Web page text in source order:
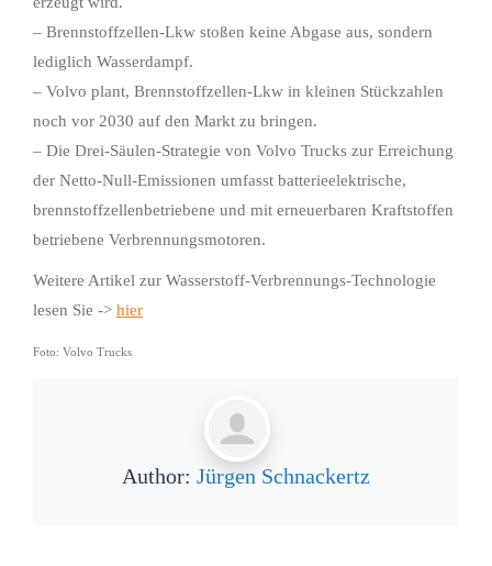
– Brennstoffzellen-Lkw stoßen keine Abgase aus, sondern
lediglich Wasserdampf.
– Volvo plant, Brennstoffzellen-Lkw in kleinen Stückzahlen
noch vor 2030 auf den Markt zu bringen.
– Die Drei-Säulen-Strategie von Volvo Trucks zur Erreichung
der Netto-Null-Emissionen umfasst batterieelektrische,
brennstoffzellenbetriebene und mit erneuerbaren Kraftstoffen
betriebene Verbrennungsmotoren.
Weitere Artikel zur Wasserstoff-Verbrennungs-Technologie
lesen Sie -> hier
Foto: Volvo Trucks
Author: Jürgen Schnackertz